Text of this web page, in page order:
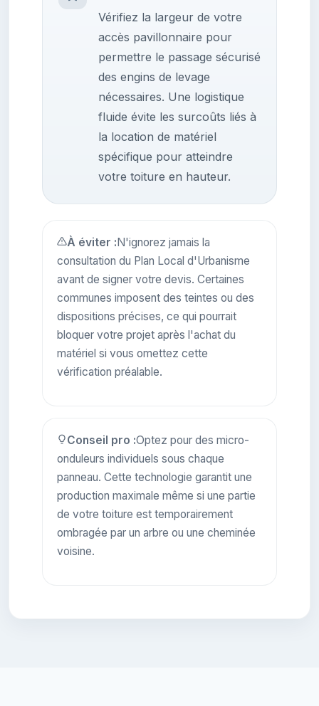
Vérifiez la largeur de votre
accès pavillonnaire pour
permettre le passage sécurisé
des engins de levage
nécessaires. Une logistique
fluide évite les surcoûts liés à
la location de matériel
spécifique pour atteindre
votre toiture en hauteur.
À éviter : N'ignorez jamais la
consultation du Plan Local d'Urbanisme
avant de signer votre devis. Certaines
communes imposent des teintes ou des
dispositions précises, ce qui pourrait
bloquer votre projet après l'achat du
matériel si vous omettez cette
vérification préalable.
Conseil pro :Optez pour des micro-
onduleurs individuels sous chaque
panneau. Cette technologie garantit une
production maximale même si une partie
de votre toiture est temporairement
ombragée par un arbre ou une cheminée
voisine.